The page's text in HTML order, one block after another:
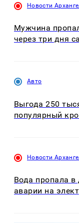
Новости
Мужчина
через три дня
Авто
Выгода 250
популярный
Новости
Вода пропала в
аварии на